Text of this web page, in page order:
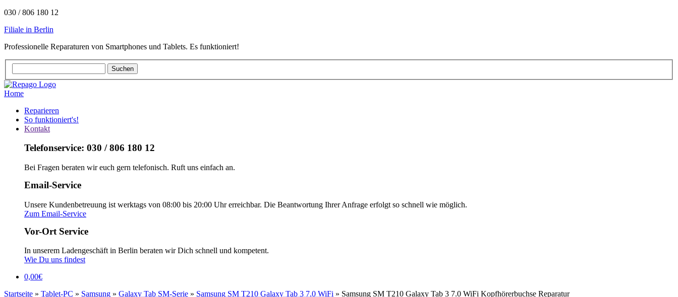
030 / 806 180 12
Filiale in Berlin
Professionelle Reparaturen von Smartphones und Tablets. Es funktioniert!
Home
Reparieren
So funktioniert's!
Kontakt
Telefonservice: 030 / 806 180 12
Bei Fragen beraten wir euch gern telefonisch. Ruft uns einfach an.
Email-Service
Unsere Kundenbetreuung ist werktags von 08:00 bis 20:00 Uhr erreichbar. Die Beantwortung Ihrer Anfrage erfolgt so schnell wie möglich.
Zum Email-Service
Vor-Ort Service
In unserem Ladengeschäft in Berlin beraten wir Dich schnell und kompetent.
Wie Du uns findest
0,00€
Startseite » Tablet-PC » Samsung » Galaxy Tab SM-Serie » Samsung SM T210 Galaxy Tab 3 7.0 WiFi » Samsung SM T210 Galaxy Tab 3 7.0 WiFi Kopfhörerbuchse Reparatur